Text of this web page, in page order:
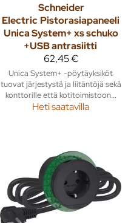
Schneider
Electric Pistorasiapaneeli
Unica System+ xs schuko
+USB antrasiitti
62,45 €
Unica System+ -pöytäyksiköt
tuovat järjestystä ja liitäntöjä sekä
konttorille että kotitoimistoon...
Heti saatavilla